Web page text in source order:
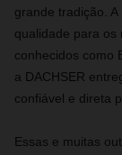
grande tradição.
qualidade para os
conhecidos como
a DACHSER
confiável e direta
Essas e muitas